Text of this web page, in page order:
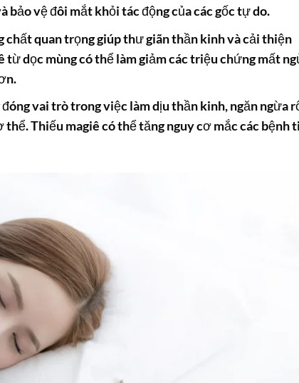
vệ đôi mắt khỏi tác động của các gốc tự do.
chất quan trọng giúp thư giãn thần kinh và cải thiện
từ dọc mùng có thể làm giảm các triệu chứng mất
vai trò trong việc làm dịu thần kinh, ngăn ngừa
Thiếu magiê có thể tăng nguy cơ mắc các bệnh